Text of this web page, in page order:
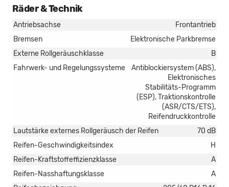
Räder & Technik
Antriebsachse
Frontantrieb
Bremsen
Elektronische Parkbremse
Externe Rollgeräuschklasse
B
Fahrwerk- und Regelungssysteme
Antiblockiersystem (ABS),
Elektronisches
Stabilitäts-Programm
(ESP), Traktionskontrolle
(ASR/CTS/ETS),
Reifendruckkontrolle
Lautstärke externes Rollgeräusch der Reifen
70 dB
Reifen-Geschwindigkeitsindex
H
Reifen-Kraftstoffeffizienzklasse
A
Reifen-Nasshaftungsklasse
A